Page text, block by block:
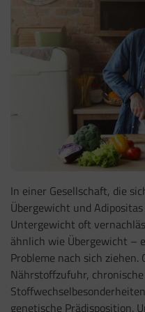
In einer Gesellschaft, die
Übergewicht und
Untergewicht oft
ähnlich wie Übergewicht –
Probleme nach sich
Nährstoffzufuhr,
genetische Prädisposition.